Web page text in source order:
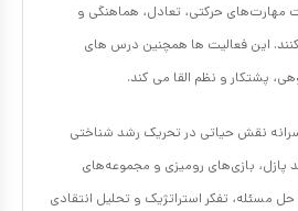
مهارت‌های حرکتی، تعادل، هماهنگی و
این فعالیت ها همچنین درس های
پشتکار و نظم القا می کند.
نقش حیاتی در تحریک رشد شناختی
پازل، بازی‌های رومیزی و مجموعه‌های
مسئله، تفکر استراتژیک و تحلیل انتقادی